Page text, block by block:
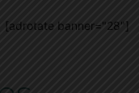
[adrotate banner="28"]